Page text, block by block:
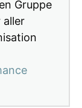
Gruppe
aller